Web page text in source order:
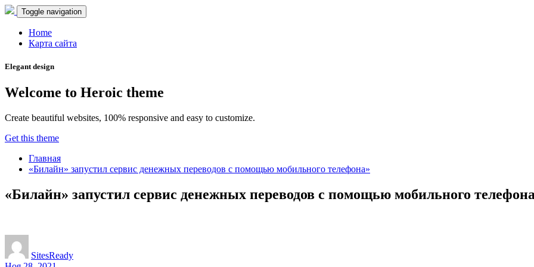
Toggle navigation
Home
Карта сайта
Elegant design
Welcome to Heroic theme
Create beautiful websites, 100% responsive and easy to customize.
Get this theme
Главная
«Билайн» запустил сервис денежных переводов с помощью мобильного телефона»
«Билайн» запустил сервис денежных переводов с помощью мобильного
SitesReady